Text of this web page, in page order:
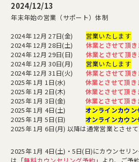
2024/12/13
年末年始の営業（サポート）体制
2024年 12月 27日(金) 営業いたします
2024年 12月 28日(土) 休業とさせて頂き
2024年 12月 29日(日) 休業とさせて頂き
2024年 12月 30日(月) 営業いたします
2024年 12月 31日(火) 休業とさせて頂き
2025年 1月 1日(水) 休業とさせて頂き
2025年 1月 2日(木) 休業とさせて頂き
2025年 1月 3日(金) 休業とさせて頂き
2025年 1月 4日(土) オンラインカウ
2025年 1月 5日(日) オンラインカウ
2025年 1月 6日(月) 以降は通常営業とさせて
2025年 1月 4日(土)・5日(日)にカウンセリ